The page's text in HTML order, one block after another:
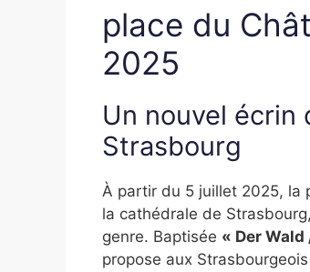
place du
2025
Un nouvel
Strasbourg
À partir du 5 juillet 2025, la
la cathédrale de
genre. Baptisée « Der
propose aux